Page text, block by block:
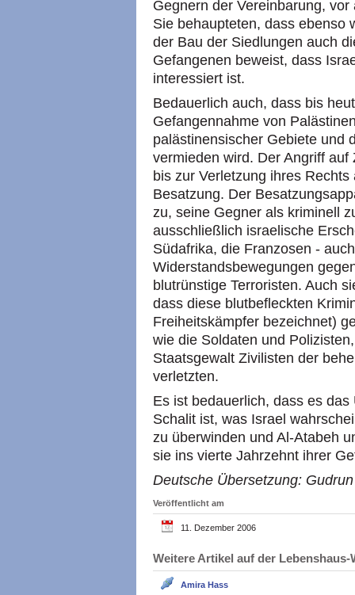
Gegnern der Vereinbarung,
Sie behaupteten, dass ebenso
der Bau der Siedlungen auch
Gefangenen beweist, dass
interessiert ist.
Bedauerlich auch, dass bis
Gefangennahme von
palästinensischer Gebiete und
vermieden wird. Der Angriff
bis zur Verletzung ihres
Besatzung. Der
zu, seine Gegner als kriminell
ausschließlich israelische
Südafrika, die Franzosen -
Widerstandsbewegungen
blutrünstige Terroristen. Auch
dass diese blutbefleckten
Freiheitskämpfer bezeichnet)
wie die Soldaten und
Staatsgewalt Zivilisten der
verletzten.
Es ist bedauerlich, dass es
Schalit ist, was Israel
zu überwinden und Al-Atabeh
sie ins vierte Jahrzehnt ihrer
Deutsche Übersetzung:
Veröffentlicht am
11. Dezember 2006
Weitere Artikel auf der
Amira Hass